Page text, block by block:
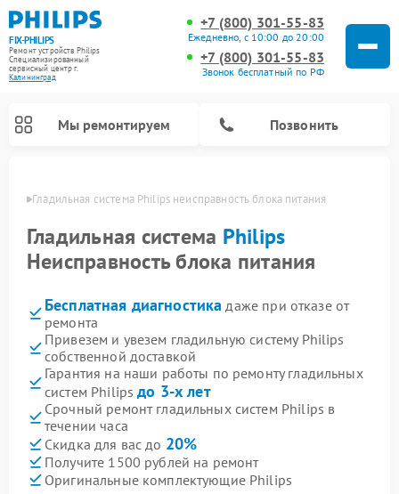
FIX-PHILIPS
Ремонт устройств Philips
Специализированный
cервисный центр г.
Калининград
+7 (800) 301-55-83
Ежедневно, с 10:00 до 20:00
+7 (800) 301-55-83
Звонок бесплатный по РФ
Мы ремонтируем Позвонить
Гладильная система Philips неисправность блока питания
Гладильная система Philips
Неисправность блока питания
Бесплатная диагностика даже при отказе от
ремонта
Привезем и увезем гладильную систему Philips
собственной доставкой
Гарантия на наши работы по ремонту гладильных
систем Philipsдо 3-х лет
Срочный ремонт гладильных систем Philips в
течении часа
Скидка для вас до 20%
Получите 1500 рублей на ремонт
Оригинальные комплектующие Philips